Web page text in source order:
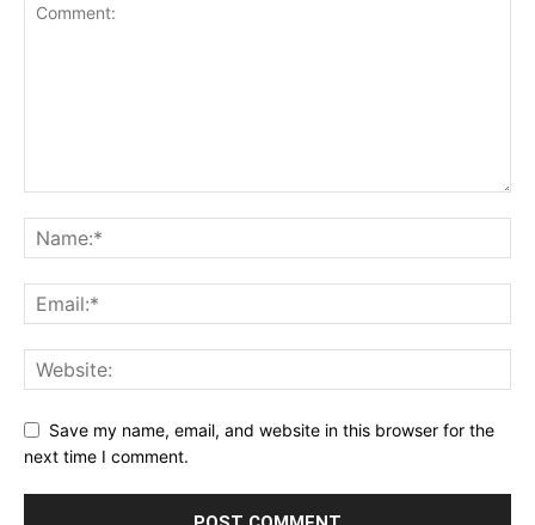
Save my name, email, and website in this browser for the
next time I comment.